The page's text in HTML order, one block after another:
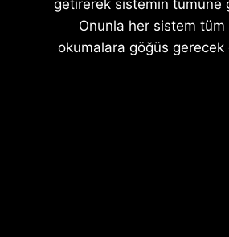
getirerek sistemin tümüne
Onunla her sistem tüm
okumalara göğüs gerecek